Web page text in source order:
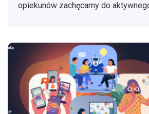
opiekunów zachęcamy do